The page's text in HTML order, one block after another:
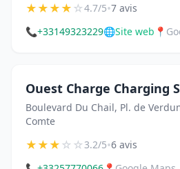
★★★★☆4.7/5•7 avis
📞+33149323229🌐Site web 📍
Ouest Charge Charging
Boulevard Du Chail, Pl. de
Comte
★★★☆☆3.2/5•6 avis